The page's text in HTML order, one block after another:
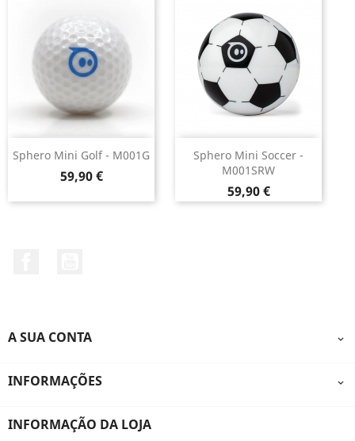
Sphero Mini Golf - M001G
Preço
59,90 €
Sphero Mini Soccer -
M001SRW
Preço
59,90 €
A SUA CONTA 
INFORMAÇÕES 
INFORMAÇÃO DA LOJA